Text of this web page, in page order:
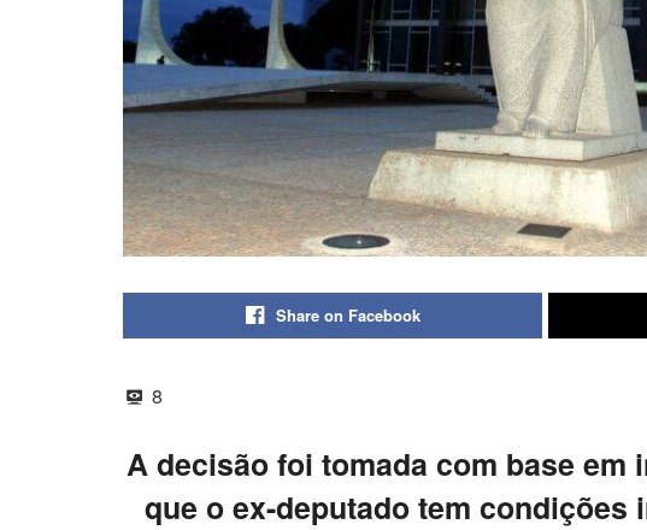
Share on Facebook
8
A decisão foi tomada com base em
que o ex-deputado tem condições